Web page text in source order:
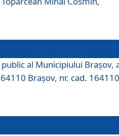
al Municipiului Braşov,
Brașov, nr. cad.